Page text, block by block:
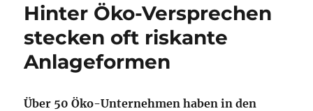
Hinter Öko-Versprechen
stecken oft riskante
Anlageformen
Über 50 Öko-Unternehmen haben in den